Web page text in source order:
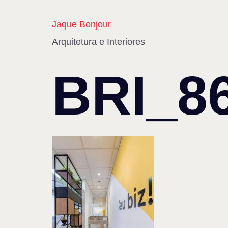
Jaque Bonjour
Arquitetura e Interiores